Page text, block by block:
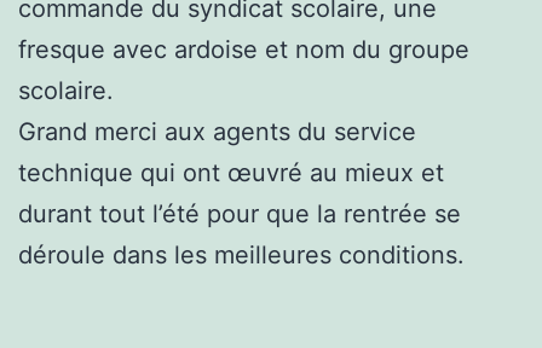
commande du syndicat scolaire, une
fresque avec ardoise et nom du groupe
scolaire.
Grand merci aux agents du service
technique qui ont œuvré au mieux et
durant tout l’été pour que la rentrée se
déroule dans les meilleures conditions.